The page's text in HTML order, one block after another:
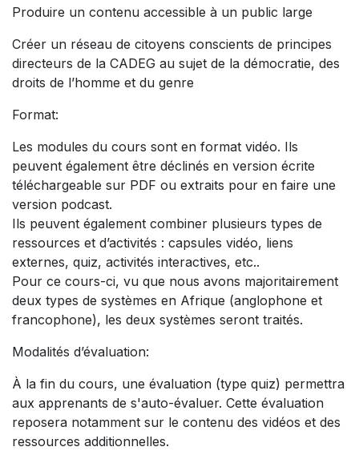
Produire un contenu accessible à un public large
Créer un réseau de citoyens conscients de principes
directeurs de la CADEG au sujet de la démocratie, des
droits de l’homme et du genre
Format:
Les modules du cours sont en format vidéo. Ils
peuvent également être déclinés en version écrite
téléchargeable sur PDF ou extraits pour en faire une
version podcast.
Ils peuvent également combiner plusieurs types de
ressources et d’activités : capsules vidéo, liens
externes, quiz, activités interactives, etc..
Pour ce cours-ci, vu que nous avons majoritairement
deux types de systèmes en Afrique (anglophone et
francophone), les deux systèmes seront traités.
Modalités d’évaluation:
À la fin du cours, une évaluation (type quiz) permettra
aux apprenants de s'auto-évaluer. Cette évaluation
reposera notamment sur le contenu des vidéos et des
ressources additionnelles.